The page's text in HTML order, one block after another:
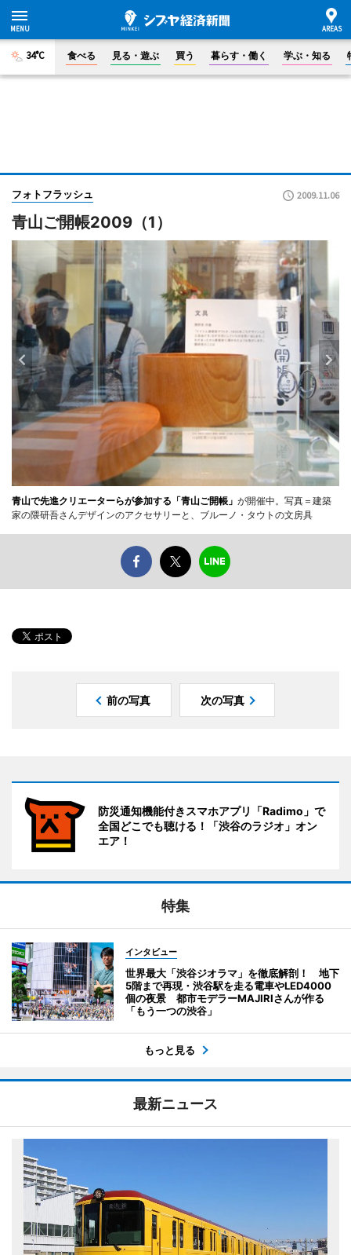
34°C 食べる 見る・遊ぶ 買う 暮らす・働く 学ぶ・知る
フォトフラッシュ 2009.11.06
青山ご開帳2009（1）
青山で先進クリエーターらが参加する「青山ご開帳」 が開催中。写真＝建築
家の隈研吾さんデザインのアクセサリーと、ブルーノ・タウトの文房具
前の写真 次の写真
防災通知機能付きスマホアプリ「Radimo」で
全国どこでも聴ける！「渋谷のラジオ」オン
エア！
特集
インタビュー
世界最大「渋谷ジオラマ」を徹底解剖！ 地下
5階まで再現・渋谷駅を走る電車やLED4000
個の夜景 都市モデラーMAJIRIさんが作る
「もう一つの渋谷」
もっと見る
最新ニュース